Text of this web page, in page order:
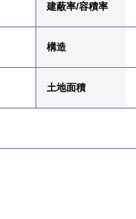
建蔽率/容積率
構造
土地面積